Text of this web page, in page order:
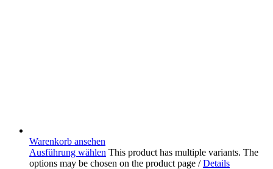
Warenkorb ansehen
Ausführung wählen This product has multiple variants. The
options may be chosen on the product page / Details